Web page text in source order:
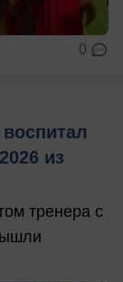
0
из
тренера с